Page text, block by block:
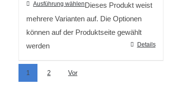
Ausführung wählenDieses Produkt weist
mehrere Varianten auf. Die Optionen
können auf der Produktseite gewählt
werden
Details
1 2 Vor